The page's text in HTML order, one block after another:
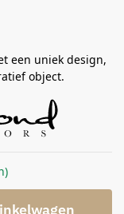
een uniek design,
object.